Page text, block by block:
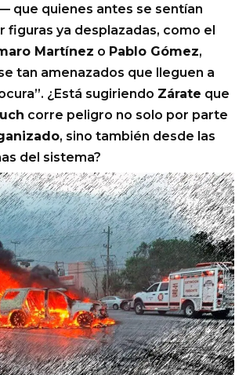
que quienes antes se sentían
figuras ya desplazadas, como el
Martínez o Pablo Gómez,
tan amenazados que lleguen a
¿Está sugiriendo Zárate que
corre peligro no solo por parte
, sino también desde las
del sistema?